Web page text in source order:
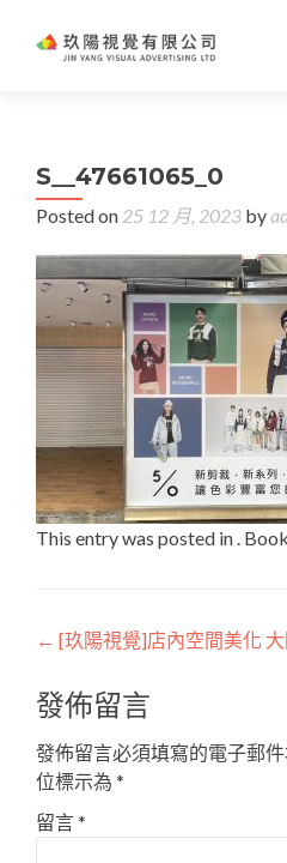
S__47661065_0
Posted on 25 12 月, 2023 by
This entry was posted in .
Post
navigation
← [玖陽視覺]店內空間美化
發佈留言
發佈留言必須填寫的電子郵
位標示為 *
留言*